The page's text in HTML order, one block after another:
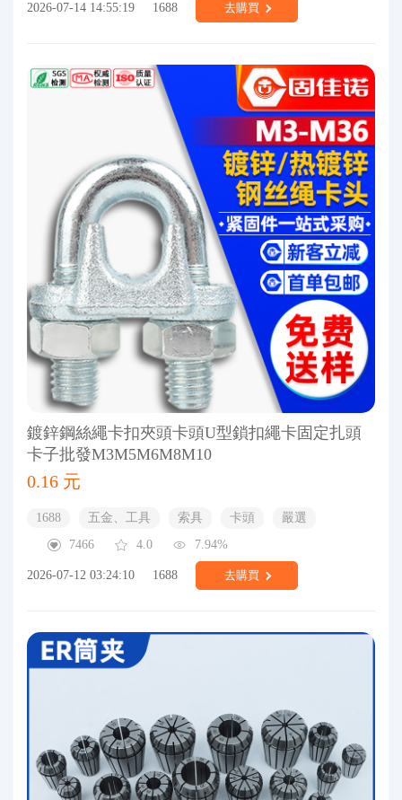
2026-07-14 14:55:19 1688 去購買
鍍鋅鋼絲繩卡扣夾頭卡頭U型鎖扣繩卡固定扎頭
卡子批發M3M5M6M8M10
0.16 元
1688 五金、工具 索具 卡頭
嚴選
7466
4.0 7.94%
2026-07-12 03:24:10 1688 去購買